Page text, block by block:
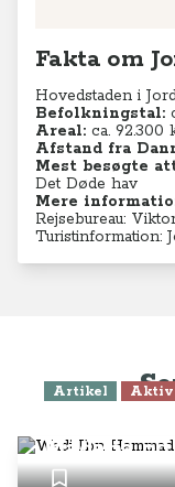
Fakta om
Hovedstaden i
Befolkningstal:
Areal: ca. 92.300
Afstand fra
Mest besøgte
Det Døde hav
Mere
Rejsebureau:
Turistinformation:
Artikel Aktiv
Madaba